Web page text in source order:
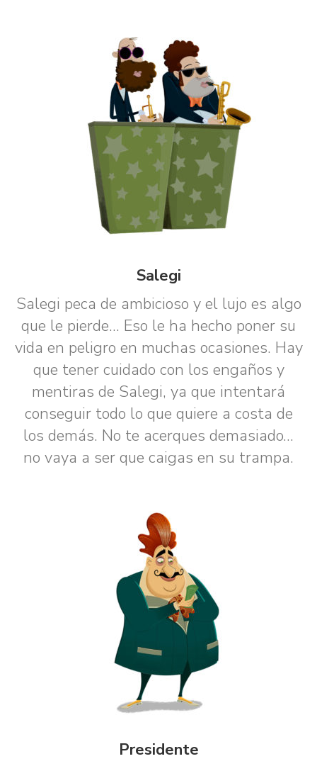
Salegi
Salegi peca de ambicioso y el lujo es algo
que le pierde... Eso le ha hecho poner su
vida en peligro en muchas ocasiones. Hay
que tener cuidado con los engaños y
mentiras de Salegi, ya que intentará
conseguir todo lo que quiere a costa de
los demás. No te acerques demasiado...
no vaya a ser que caigas en su trampa.
Presidente